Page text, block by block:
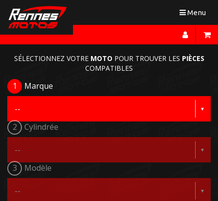
Toggle
Menu
SÉLECTIONNEZ VOTRE MOTO POUR TROUVER LES PIÈCES
COMPATIBLES
1 Marque
2 Cylindrée
3 Modèle